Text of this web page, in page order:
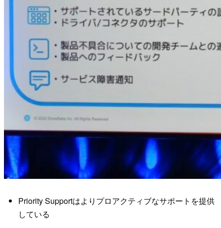
Priority Supportはよりプロアクティブなサポートを提供
している